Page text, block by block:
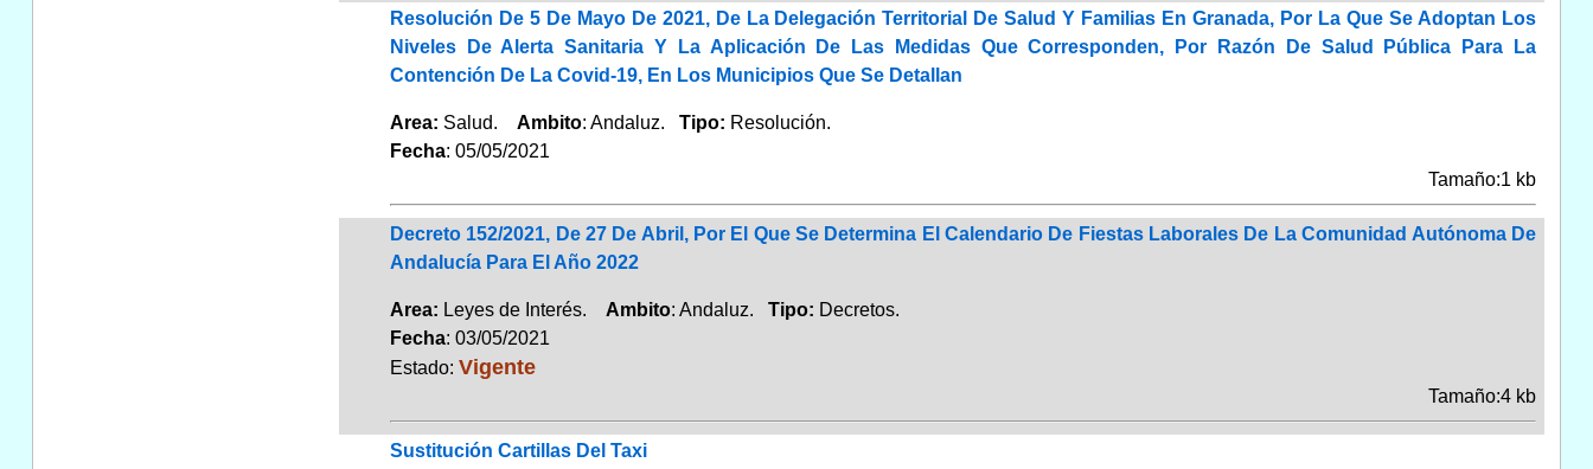
Resolución De 5 De Mayo De 2021, De La Delegación Territorial De Salud Y Familias En Granada, Por La Que Se Adoptan Los
Niveles De Alerta Sanitaria Y La Aplicación De Las Medidas Que Corresponden, Por Razón De Salud Pública Para La
Contención De La Covid-19, En Los Municipios Que Se Detallan
Area: Salud. Ambito: Andaluz. Tipo: Resolución.
Fecha: 05/05/2021
Tamaño:1 kb
Decreto 152/2021, De 27 De Abril, Por El Que Se Determina El Calendario De Fiestas Laborales De La Comunidad Autónoma De
Andalucía Para El Año 2022
Area: Leyes de Interés. Ambito: Andaluz. Tipo: Decretos.
Fecha: 03/05/2021
Estado: Vigente
Tamaño:4 kb
Sustitución Cartillas Del Taxi